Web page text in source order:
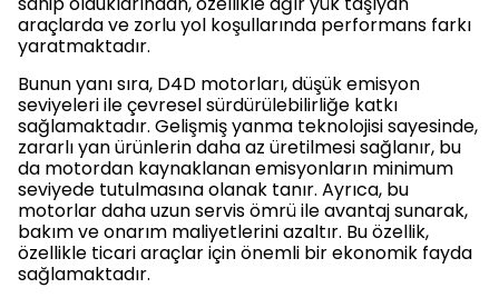
araçlarda ve zorlu yol koşullarında performans farkı
yaratmaktadır.
Bunun yanı sıra, D4D motorları, düşük emisyon
seviyeleri ile çevresel sürdürülebilirliğe katkı
sağlamaktadır. Gelişmiş yanma teknolojisi sayesinde,
zararlı yan ürünlerin daha az üretilmesi sağlanır, bu
da motordan kaynaklanan emisyonların minimum
seviyede tutulmasına olanak tanır. Ayrıca, bu
motorlar daha uzun servis ömrü ile avantaj sunarak,
bakım ve onarım maliyetlerini azaltır. Bu özellik,
özellikle ticari araçlar için önemli bir ekonomik fayda
sağlamaktadır.